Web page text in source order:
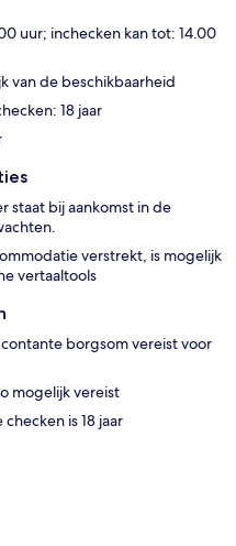
uur; inchecken kan tot: 14.00
van de beschikbaarheid
18 jaar
staat bij aankomst in de
verstrekt, is mogelijk
vertaaltools
borgsom vereist voor
mogelijk vereist
is 18 jaar